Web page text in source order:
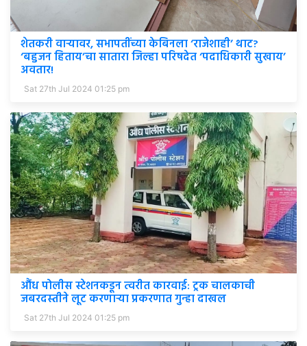
शेतकरी वाऱ्यावर, सभापतींच्या केबिनला ‘राजेशाही’ थाट?
‘बहुजन हिताय’चा सातारा जिल्हा परिषदेत ‘पदाधिकारी सुखाय’
अवतार!
Sat 27th Jul 2024 01:25 pm
औंध पोलीस स्टेशनकडून त्वरीत कारवाई: ट्रक चालकाची
जबरदस्तीने लूट करणाऱ्या प्रकरणात गुन्हा दाखल
Sat 27th Jul 2024 01:25 pm